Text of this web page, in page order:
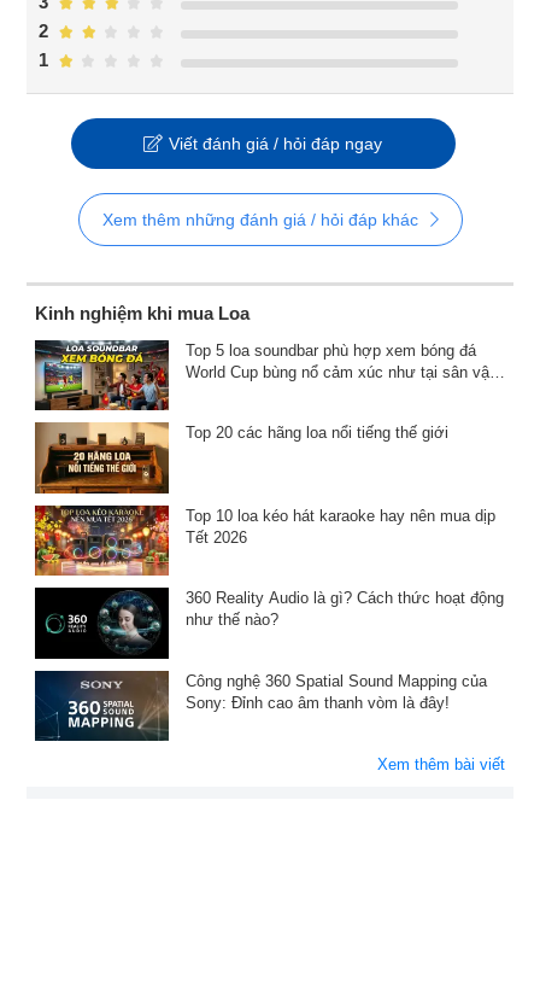
1
2
Viết đánh giá / hỏi đáp ngay
Xem thêm những đánh giá / hỏi đáp khác
Kinh nghiệm khi mua Loa
Top 5 loa soundbar phù hợp xem bóng đá
World Cup bùng nổ cảm xúc như tại sân vận
Top 20 các hãng loa nổi tiếng thế giới
Top 10 loa kéo hát karaoke hay nên mua dịp
Tết 2026
360 Reality Audio là gì? Cách thức hoạt động
như thế nào?
Công nghệ 360 Spatial Sound Mapping của
Sony: Đỉnh cao âm thanh vòm là đây!
Xem thêm bài viết